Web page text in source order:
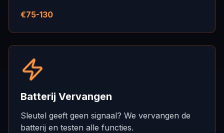
€75-130
Batterij Vervangen
Sleutel geeft geen signaal? We vervangen de
batterij en testen alle functies.